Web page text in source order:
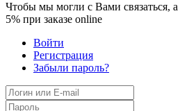
Чтобы мы могли с Вами связаться,
5% при заказе online
Войти
Регистрация
Забыли пароль?